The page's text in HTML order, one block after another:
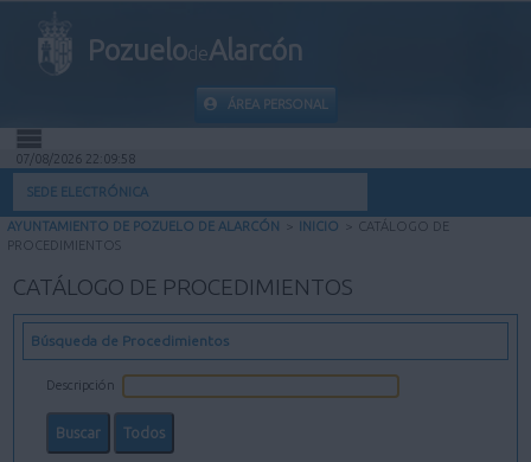
PozuelodeAlarcón
ÁREA PERSONAL
INICIO
INFORMACIÓN PÚBLICA
MI CARPETA
INFORMACIÓN MUNICIPAL
07/08/2026 22:09:59
SEDE ELECTRÓNICA
AYUNTAMIENTO DE POZUELO DE ALARCÓN > INICIO > CATÁLOGO DE
PROCEDIMIENTOS
CATÁLOGO DE PROCEDIMIENTOS
Búsqueda de Procedimientos
Descripción